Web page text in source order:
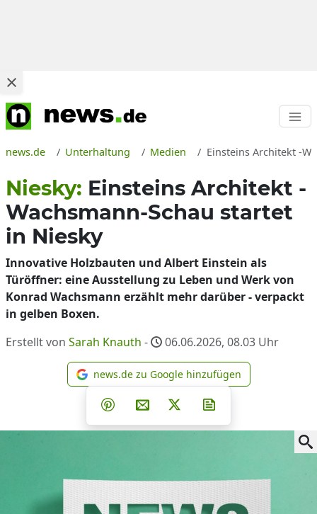
news.de Unterhaltung Medien Einsteins Architekt -
Niesky: Einsteins Architekt -
Wachsmann-Schau startet
in Niesky
Innovative Holzbauten und Albert Einstein als
Türöffner: eine Ausstellung zu Leben und Werk von
Konrad Wachsmann erzählt mehr darüber - verpackt
in gelben Boxen.
Erstellt von Sarah Knauth - 06.06.2026, 08.03 Uhr
news.de zu Google
news.de zu Google hinzufügen
Teilen auf Facebook
Teilen auf Whatsapp
Teilen auf Telegram
Teilen auf Pinterest
Per E-Mail teilen
Post auf X